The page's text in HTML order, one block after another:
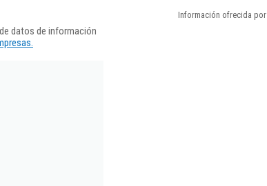
Información ofrecida por
datos de información